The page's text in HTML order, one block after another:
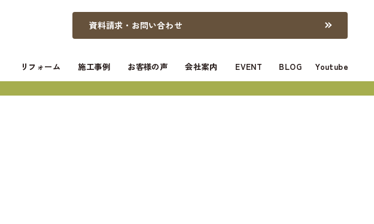
資料請求・お問い合わせ
リフォーム 施工事例 お客様の声 会社案内 EVENT BLOG Youtube